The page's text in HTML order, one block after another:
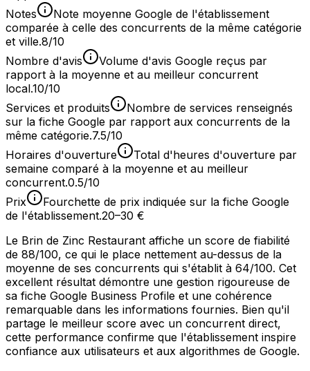
Notes
Note moyenne Google de l'établissement
comparée à celle des concurrents de la même catégorie
et ville.8/10
Nombre d'avis
Volume d'avis Google reçus par
rapport à la moyenne et au meilleur concurrent
local.10/10
Services et produits
Nombre de services renseignés
sur la fiche Google par rapport aux concurrents de la
même catégorie.7.5/10
Horaires d'ouverture
Total d'heures d'ouverture par
semaine comparé à la moyenne et au meilleur
concurrent.0.5/10
Prix
Fourchette de prix indiquée sur la fiche Google
de l'établissement.20–30 €
Le Brin de Zinc Restaurant affiche un score de fiabilité
de 88/100, ce qui le place nettement au-dessus de la
moyenne de ses concurrents qui s'établit à 64/100. Cet
excellent résultat démontre une gestion rigoureuse de
sa fiche Google Business Profile et une cohérence
remarquable dans les informations fournies. Bien qu'il
partage le meilleur score avec un concurrent direct,
cette performance confirme que l'établissement inspire
confiance aux utilisateurs et aux algorithmes de Google.